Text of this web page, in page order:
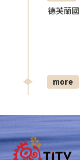
德芙蘭
more